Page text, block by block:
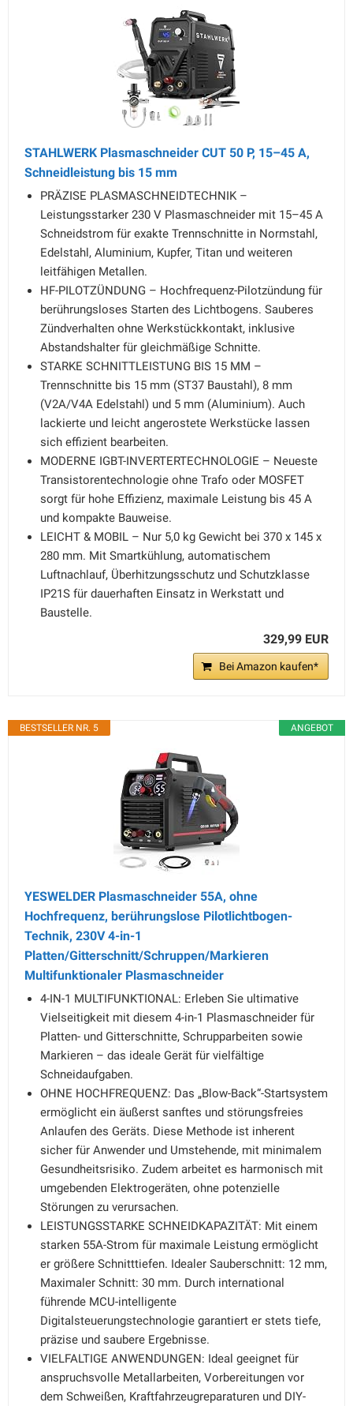
STAHLWERK Plasmaschneider CUT 50 P, 15–45 A,
Schneidleistung bis 15 mm
PRÄZISE PLASMASCHNEIDTECHNIK –
Leistungsstarker 230 V Plasmaschneider mit 15–45 A
Schneidstrom für exakte Trennschnitte in Normstahl,
Edelstahl, Aluminium, Kupfer, Titan und weiteren
leitfähigen Metallen.
HF-PILOTZÜNDUNG – Hochfrequenz-Pilotzündung für
berührungsloses Starten des Lichtbogens. Sauberes
Zündverhalten ohne Werkstückkontakt, inklusive
Abstandshalter für gleichmäßige Schnitte.
STARKE SCHNITTLEISTUNG BIS 15 MM –
Trennschnitte bis 15 mm (ST37 Baustahl), 8 mm
(V2A/V4A Edelstahl) und 5 mm (Aluminium). Auch
lackierte und leicht angerostete Werkstücke lassen
sich effizient bearbeiten.
MODERNE IGBT-INVERTERTECHNOLOGIE – Neueste
Transistorentechnologie ohne Trafo oder MOSFET
sorgt für hohe Effizienz, maximale Leistung bis 45 A
und kompakte Bauweise.
LEICHT & MOBIL – Nur 5,0 kg Gewicht bei 370 x 145 x
280 mm. Mit Smartkühlung, automatischem
Luftnachlauf, Überhitzungsschutz und Schutzklasse
IP21S für dauerhaften Einsatz in Werkstatt und
Baustelle.
329,99 EUR
Bei Amazon kaufen*
ANGEBOT
BESTSELLER NR. 5
YESWELDER Plasmaschneider 55A, ohne
Hochfrequenz, berührungslose Pilotlichtbogen-
Technik, 230V 4-in-1
Platten/Gitterschnitt/Schruppen/Markieren
Multifunktionaler Plasmaschneider
4-IN-1 MULTIFUNKTIONAL: Erleben Sie ultimative
Vielseitigkeit mit diesem 4-in-1 Plasmaschneider für
Platten- und Gitterschnitte, Schrupparbeiten sowie
Markieren – das ideale Gerät für vielfältige
Schneidaufgaben.
OHNE HOCHFREQUENZ: Das „Blow-Back“-Startsystem
ermöglicht ein äußerst sanftes und störungsfreies
Anlaufen des Geräts. Diese Methode ist inherent
sicher für Anwender und Umstehende, mit minimalem
Gesundheitsrisiko. Zudem arbeitet es harmonisch mit
umgebenden Elektrogeräten, ohne potenzielle
Störungen zu verursachen.
LEISTUNGSSTARKE SCHNEIDKAPAZITÄT: Mit einem
starken 55A-Strom für maximale Leistung ermöglicht
er größere Schnitttiefen. Idealer Sauberschnitt: 12 mm,
Maximaler Schnitt: 30 mm. Durch international
führende MCU-intelligente
Digitalsteuerungstechnologie garantiert er stets tiefe,
präzise und saubere Ergebnisse.
VIELFALTIGE ANWENDUNGEN: Ideal geeignet für
anspruchsvolle Metallarbeiten, Vorbereitungen vor
dem Schweißen, Kraftfahrzeugreparaturen und DIY-